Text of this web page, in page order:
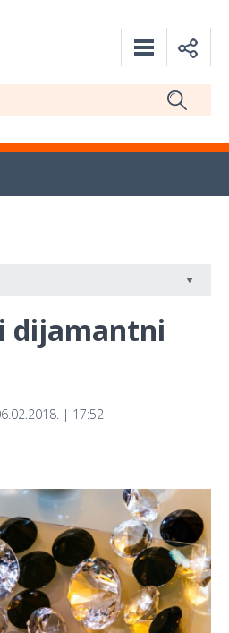
dijamantni
| 17:52